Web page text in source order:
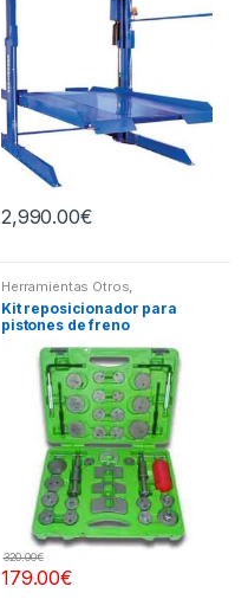
2,990.00€
Herramientas Otros,
Herramientas Frenos y
Refrigeración
Kit reposicionador para
pistones de freno
179.00€
320.00€